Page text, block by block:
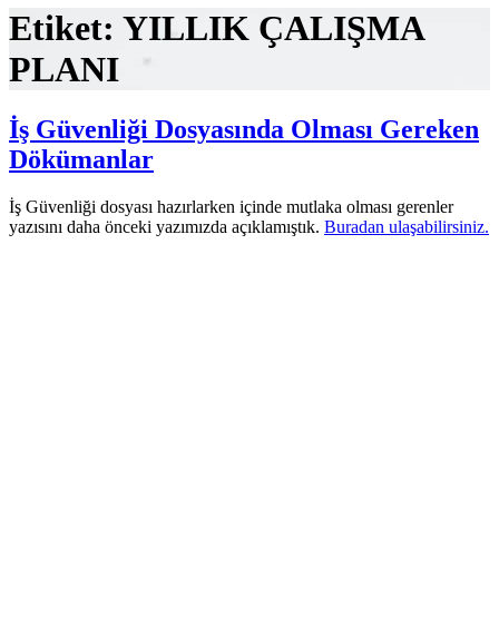
Etiket: YILLIK ÇALIŞMA
PLANI
İş Güvenliği Dosyasında Olması Gereken
Dökümanlar
İş Güvenliği dosyası hazırlarken içinde mutlaka olması gerenler
yazısını daha önceki yazımızda açıklamıştık. Buradan ulaşabilirsiniz.